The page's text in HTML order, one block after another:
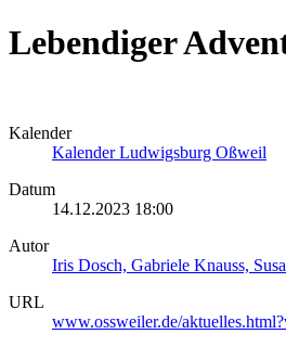
Lebendiger
Kalender
Kalender Ludwigsburg Oßweil
Datum
14.12.2023 18:00
Autor
Iris Dosch, Gabriele Knauss,
URL
www.ossweiler.de/